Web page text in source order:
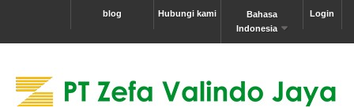
Login
Bahasa
Indonesia
Hubungi kami
blog